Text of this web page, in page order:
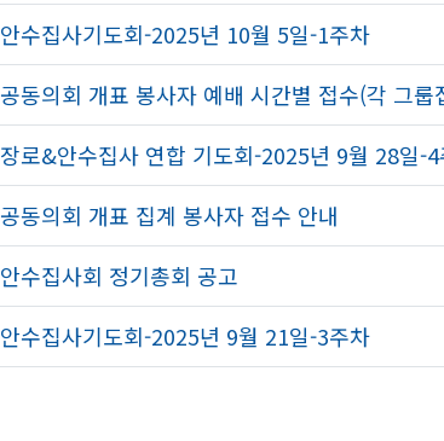
안수집사기도회-2025년 10월 5일-1주차
공동의회 개표 봉사자 예배 시간별 접수(각 그룹
장로&안수집사 연합 기도회-2025년 9월 28일-
공동의회 개표 집계 봉사자 접수 안내
안수집사회 정기총회 공고
안수집사기도회-2025년 9월 21일-3주차